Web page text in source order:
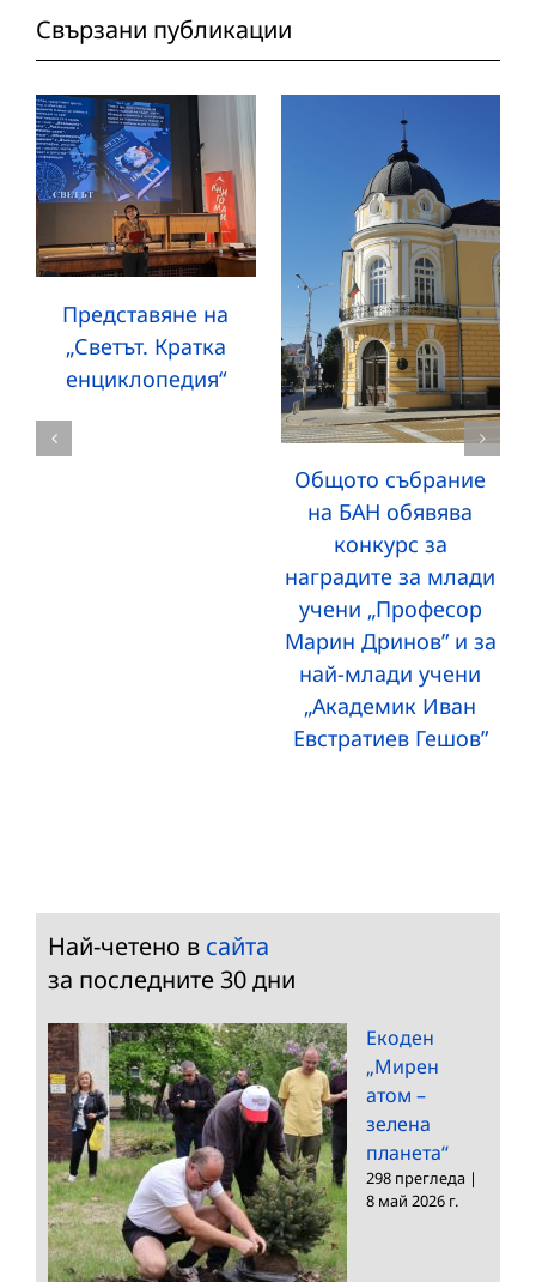
Свързани публикации
Представяне на
„Светът. Кратка
енциклопедия“
Общото събрание
на БАН обявява
конкурс за
наградите за млади
учени „Професор
Марин Дринов” и за
най-млади учени
„Академик Иван
Евстратиев Гешов”
Най-четено в сайта
за последните 30 дни
Екоден
„Мирен
атом –
зелена
планета“
298 прегледа |
8 май 2026 г.